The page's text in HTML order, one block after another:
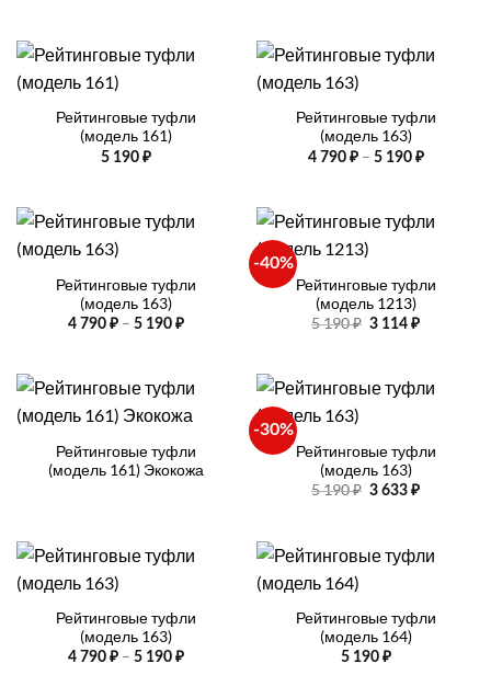
5
Рейтинговые туфли
(модель 161)
5 190 ₽
Рейтинговые туфли
(модель 163)
4 790 ₽ – 5 190 ₽Диапазон
5
Рейтинговые туфли
(модель 163)
4 790 ₽ – 5 190 ₽Диапазон
5
-40%
Рейтинговые туфли
(модель 1213)
5 190₽ Первоначальная
190 ₽.
3 114₽Текущая
Рейтинговые туфли
(модель 161) Экокожа
-30%
Рейтинговые туфли
(модель 163)
5 190₽ Первоначальная
190 ₽.
3 633₽Текущая
Рейтинговые туфли
(модель 163)
4 790 ₽ – 5 190 ₽Диапазон
Рейтинговые туфли
(модель 164)
5 190 ₽